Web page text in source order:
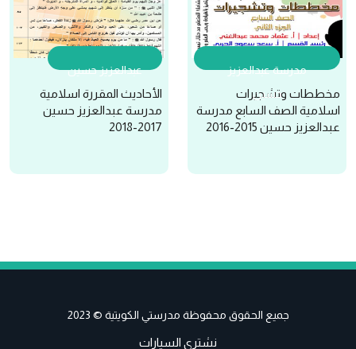
مدرسة عبدالعزيز
حسين
مخططات وتشجيرات
اسلامية الصف السابع مدرسة
عبدالعزيز حسين 2015-2016
عبدالعزيز حسين
الأحاديث المقررة اسلامية
مدرسة عبدالعزيز حسين
2017-2018
جميع الحقوق محفوظة مدرستي الكويتية © 2023
نشتري السيارات